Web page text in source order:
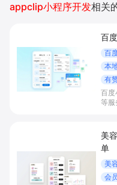
appclip小程序开发相关
百
百
本
有
百度
等服
提
美
单
美
会